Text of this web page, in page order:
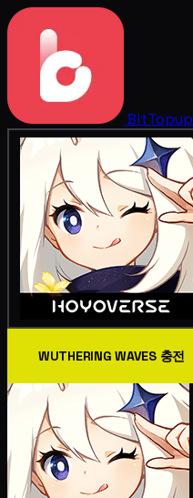
BitTopup
WUTHERING WAVES 충전